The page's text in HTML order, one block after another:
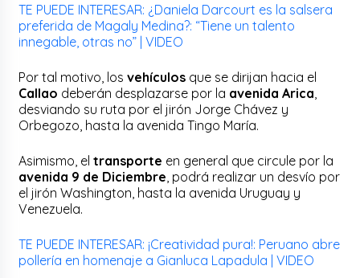
TE PUEDE INTERESAR: ¿Daniela Darcourt es la salsera
preferida de Magaly Medina?: “Tiene un talento
innegable, otras no” | VIDEO
Por tal motivo, losvehículos que se dirijan hacia el
Callao deberán desplazarse por la avenida Arica
desviando su ruta por el jirón Jorge Chávez y
Orbegozo, hasta la avenida Tingo María.
Asimismo, eltransporte en general que circule por la
avenida 9 de Diciembre , podrá realizar un desvío por
el jirón Washington, hasta la avenida Uruguay y
Venezuela.
TE PUEDE INTERESAR: ¡Creatividad pura!: Peruano abre
pollería en homenaje a Gianluca Lapadula | VIDEO